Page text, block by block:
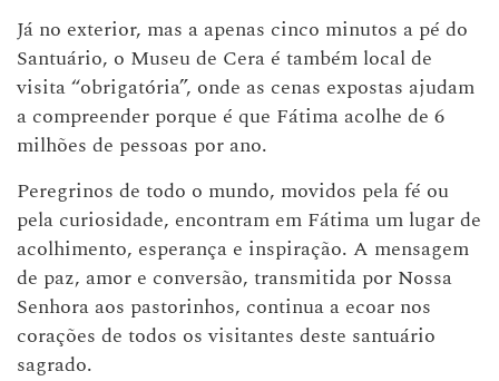
Já no exterior, mas a apenas cinco minutos a pé do
Santuário, o Museu de Cera é também local de
visita “obrigatória”, onde as cenas expostas ajudam
a compreender porque é que Fátima acolhe de 6
milhões de pessoas por ano.
Peregrinos de todo o mundo, movidos pela fé ou
pela curiosidade, encontram em Fátima um lugar de
acolhimento, esperança e inspiração. A mensagem
de paz, amor e conversão, transmitida por Nossa
Senhora aos pastorinhos, continua a ecoar nos
corações de todos os visitantes deste santuário
sagrado.